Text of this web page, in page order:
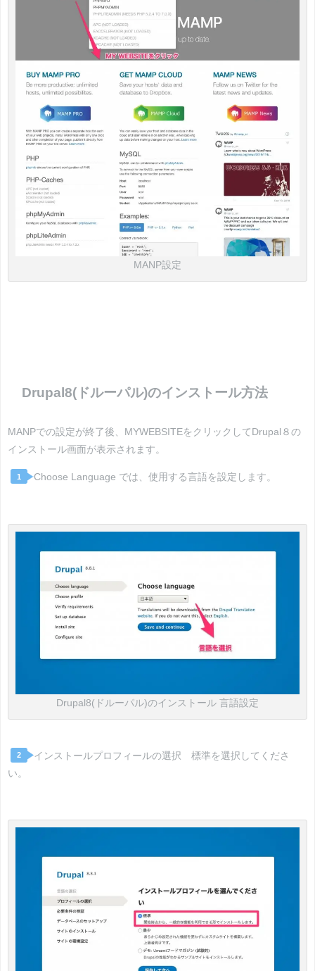
MANP設定
Drupal8(ドルーパル)のインストール方法
MANPでの設定が終了後、MYWEBSITEをクリックしてDrupal８の
インストール画面が表示されます。
1 Choose Language では、使用する言語を設定します。
Drupal8(ドルーパル)のインストール 言語設定
2
インストールプロフィールの選択 標準を選択してくださ
い。